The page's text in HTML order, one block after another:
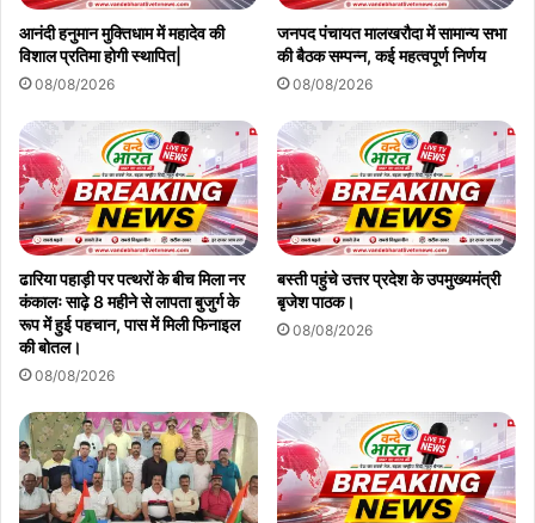
आनंदी हनुमान मुक्तिधाम में महादेव की
विशाल प्रतिमा होगी स्थापित|
08/08/2026
जनपद पंचायत मालखरौदा में सामान्य सभा
की बैठक सम्पन्न, कई महत्वपूर्ण निर्णय
08/08/2026
ढारिया पहाड़ी पर पत्थरों के बीच मिला नर
कंकालः साढ़े 8 महीने से लापता बुजुर्ग के
रूप में हुई पहचान, पास में मिली फिनाइल
की बोतल।
08/08/2026
बस्ती पहुंचे उत्तर प्रदेश के उपमुख्यमंत्री
बृजेश पाठक।
08/08/2026